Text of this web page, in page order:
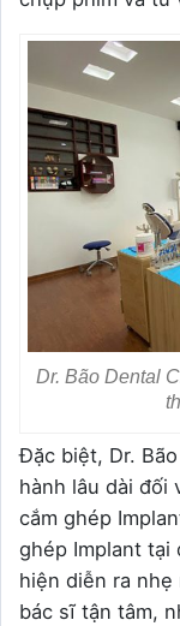
Dr. Bão Dental
Đặc biệt, Dr.
hành lâu dài đối
cắm ghép
ghép Implant tại
hiện diễn ra
bác sĩ tận tâm,